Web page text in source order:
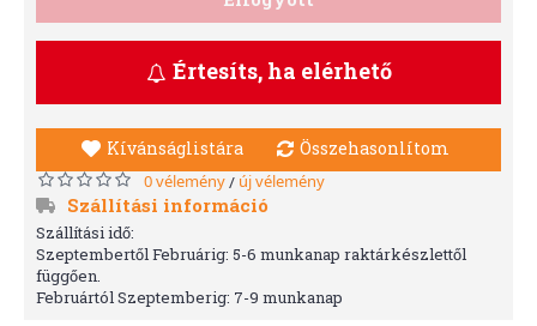
Értesíts, ha elérhető
Kívánságlistára Összehasonlítom
0 vélemény/ új vélemény
Szállítási információ
Szállítási idő:
Szeptembertől Februárig: 5-6 munkanap raktárkészlettől
függően.
Februártól Szeptemberig: 7-9 munkanap